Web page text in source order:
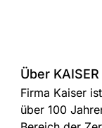
Über
Firma Kaiser
über 100